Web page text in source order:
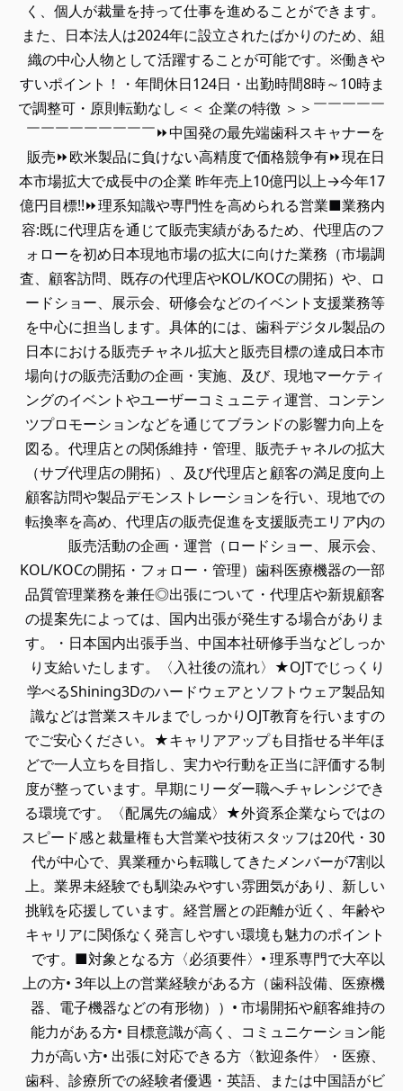
く、個人が裁量を持って仕事を進めることができます。
また、日本法人は2024年に設立されたばかりのため、組
織の中心人物として活躍することが可能です。※働きや
すいポイント！・年間休日124日・出勤時間8時～10時ま
で調整可・原則転勤なし＜＜ 企業の特徴 ＞＞￣￣￣￣￣
￣￣￣￣￣￣￣￣￣⏩中国発の最先端歯科スキャナーを
販売⏩欧米製品に負けない高精度で価格競争有⏩現在日
本市場拡大で成長中の企業 昨年売上10億円以上→今年17
億円目標!!⏩理系知識や専門性を高められる営業■業務内
容:既に代理店を通じて販売実績があるため、代理店のフ
ォローを初め日本現地市場の拡大に向けた業務（市場調
査、顧客訪問、既存の代理店やKOL/KOCの開拓）や、ロ
ードショー、展示会、研修会などのイベント支援業務等
を中心に担当します。具体的には、歯科デジタル製品の
日本における販売チャネル拡大と販売目標の達成日本市
場向けの販売活動の企画・実施、及び、現地マーケティ
ングのイベントやユーザーコミュニティ運営、コンテン
ツプロモーションなどを通じてブランドの影響力向上を
図る。代理店との関係維持・管理、販売チャネルの拡大
（サブ代理店の開拓）、及び代理店と顧客の満足度向上
顧客訪問や製品デモンストレーションを行い、現地での
転換率を高め、代理店の販売促進を支援販売エリア内の
販売活動の企画・運営（ロードショー、展示会、
KOL/KOCの開拓・フォロー・管理）歯科医療機器の一部
品質管理業務を兼任◎出張について・代理店や新規顧客
の提案先によっては、国内出張が発生する場合がありま
す。・日本国内出張手当、中国本社研修手当などしっか
り支給いたします。〈入社後の流れ〉★OJTでじっくり
学べるShining3Dのハードウェアとソフトウェア製品知
識などは営業スキルまでしっかりOJT教育を行いますの
でご安心ください。★キャリアアップも目指せる半年ほ
どで一人立ちを目指し、実力や行動を正当に評価する制
度が整っています。早期にリーダー職へチャレンジでき
る環境です。〈配属先の編成〉★外資系企業ならではの
スピード感と裁量権も大営業や技術スタッフは20代・30
代が中心で、異業種から転職してきたメンバーが7割以
上。業界未経験でも馴染みやすい雰囲気があり、新しい
挑戦を応援しています。経営層との距離が近く、年齢や
キャリアに関係なく発言しやすい環境も魅力のポイント
です。■対象となる方〈必須要件〉• 理系専門で大卒以
上の方• 3年以上の営業経験がある方（歯科設備、医療機
器、電子機器などの有形物））• 市場開拓や顧客維持の
能力がある方• 目標意識が高く、コミュニケーション能
力が高い方• 出張に対応できる方〈歓迎条件〉・医療、
歯科、診療所での経験者優遇・英語、または中国語がビ